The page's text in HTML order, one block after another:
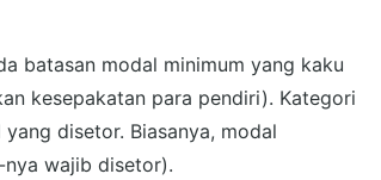
batasan modal minimum yang kaku
kesepakatan para pendiri). Kategori
disetor. Biasanya, modal
wajib disetor).